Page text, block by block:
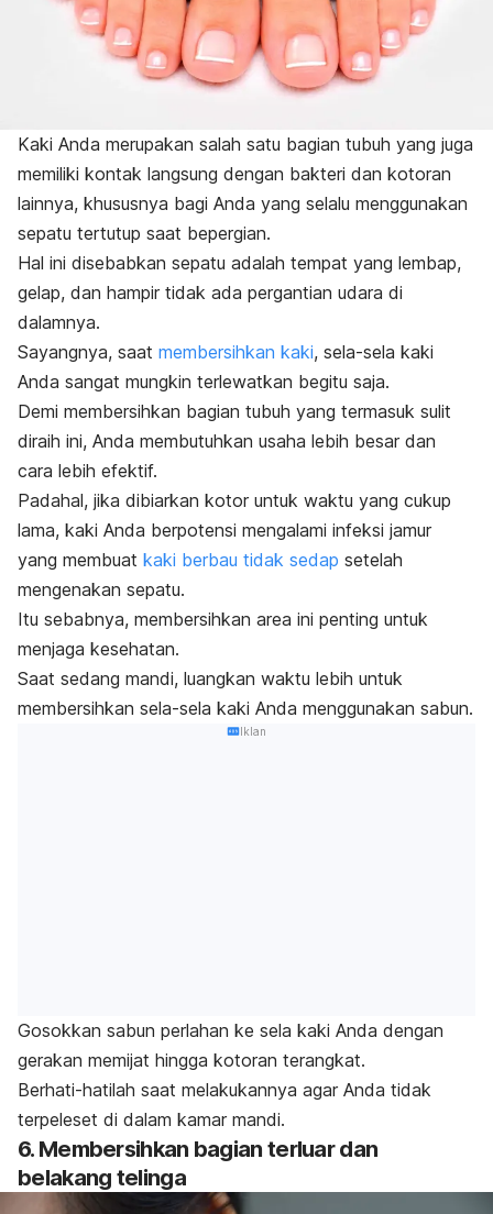
Kaki Anda merupakan salah satu bagian tubuh yang juga
memiliki kontak langsung dengan bakteri dan kotoran
lainnya, khususnya bagi Anda yang selalu menggunakan
sepatu tertutup saat bepergian.
Hal ini disebabkan sepatu adalah tempat yang lembap,
gelap, dan hampir tidak ada pergantian udara di
dalamnya.
Sayangnya, saat membersihkan kaki, sela-sela kaki
Anda sangat mungkin terlewatkan begitu saja.
Demi membersihkan bagian tubuh yang termasuk sulit
diraih ini, Anda membutuhkan usaha lebih besar dan
cara lebih efektif.
Padahal, jika dibiarkan kotor untuk waktu yang cukup
lama, kaki Anda berpotensi mengalami infeksi jamur
yang membuat kaki berbau tidak sedap setelah
mengenakan sepatu.
Itu sebabnya, membersihkan area ini penting untuk
menjaga kesehatan.
Saat sedang mandi, luangkan waktu lebih untuk
membersihkan sela-sela kaki Anda menggunakan sabun.
Iklan
Gosokkan sabun perlahan ke sela kaki Anda dengan
gerakan memijat hingga kotoran terangkat.
Berhati-hatilah saat melakukannya agar Anda tidak
terpeleset di dalam kamar mandi.
6. Membersihkan bagian terluar dan
belakang telinga